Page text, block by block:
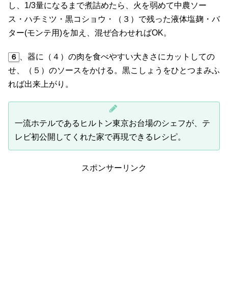
し、1/3量になるまで煮詰めたら、火を弱めて中農ソー
ス・ハチミツ・黒コショウ・（３）で残った液体塩麹・バ
ター(モンテ用)を加え、混ぜ合わせればOK。
６ 、器に（４）の肉を食べやすい大きさにカットしての
せ、（５）のソースをかける。黒こしょうをひとつまみふ
れば出来上がり。
一流ホテルであるヒルトン東京お台場のシェフが、テ
レビ初公開してくれた家で再現できるレシピ。
スポンサーリンク